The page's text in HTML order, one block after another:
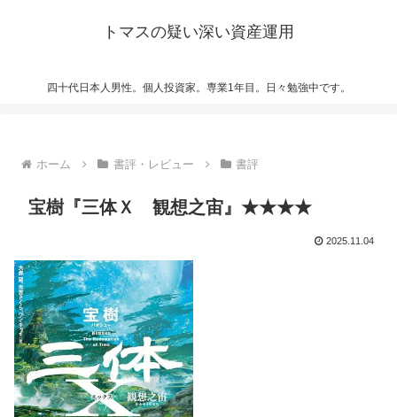
トマスの疑い深い資産運用
四十代日本人男性。個人投資家。専業1年目。日々勉強中です。
ホーム 書評・レビュー 書評
宝樹『三体Ｘ 観想之宙』★★★★
2025.11.04